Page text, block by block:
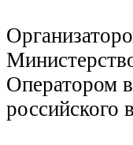
Оператором